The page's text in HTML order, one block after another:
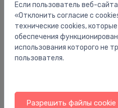
Если пользователь веб-
«Отклонить согласие с
технические cookies,
обеспечения
использования которого не
пользователя.
Разрешить файлы cookie